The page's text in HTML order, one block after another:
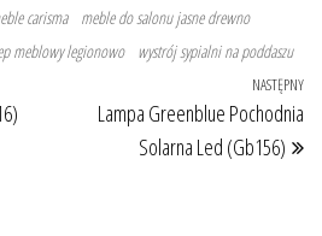
carisma
meble do salonu jasne drewno
meblowy legionowo wystrój sypialni na poddaszu
NASTĘPNY
Lampa Greenblue Pochodnia
Solarna Led (Gb156)